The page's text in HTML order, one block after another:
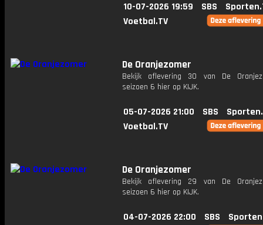
10-07-2026 19:59 SBS
Voetbal.TV
De Oranjezomer
Bekijk aflevering 30 van De
seizoen 6 hier op KIJK.
05-07-2026 21:00 SBS
Voetbal.TV
De Oranjezomer
Bekijk aflevering 29 van De
seizoen 6 hier op KIJK.
04-07-2026 22:00 SBS